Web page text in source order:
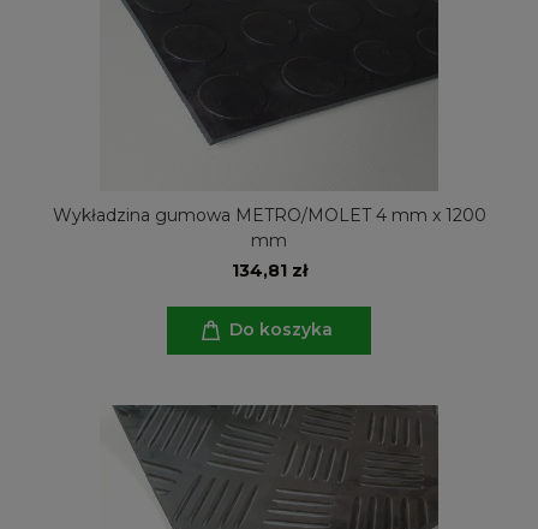
Wykładzina gumowa METRO/MOLET 4 mm x 1200
mm
134,81 zł
Do koszyka